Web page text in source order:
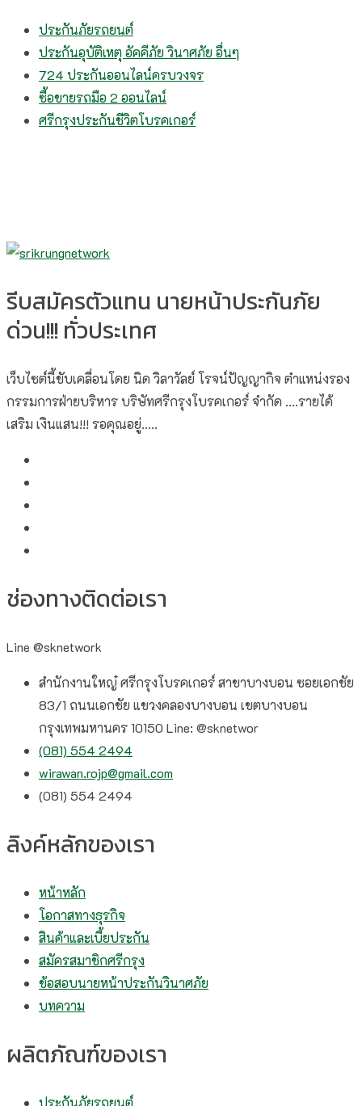
ประกันภัยรถยนต์
ประกันอุบัติเหตุ อัคคีภัย วินาศภัย อื่นๆ
724 ประกันออนไลน์ครบวงจร
ซื้อขายรถมือ 2 ออนไลน์
ศรีกรุงประกันชีวิตโบรคเกอร์
รีบสมัครตัวแทน นายหน้าประกันภัย
ด่วน!!! ทั่วประเทศ
เว็บไซต์นี้ขับเคลื่อนโดย นิด วิลาวัลย์​ โรจน์ปัญญากิจ ตำแหน่งรอง
กรรมการฝ่ายบริหาร บริษัทศรีกรุงโบรคเกอร์ จำกัด ....รายได้
เสริม เงินแสน!!! รอคุณอยู่.....
ช่องทางติดต่อเรา
Line @sknetwork
สำนักงานใหญ๋ ศรีกรุงโบรคเกอร์ สาขาบางบอน ซอยเอกชัย
83/1 ถนนเอกชัย แขวงคลองบางบอน เขตบางบอน
กรุงเทพมหานคร 10150 Line: @sknetwor
(081) 554 2494​
wirawan.rojp@gmail.com
(081) 554 2494​
ลิงค์หลักของเรา
หน้าหลัก
โอกาสทางธุรกิจ
สินค้าและเบี้ยประกัน
สมัครสมาชิกศรีกรุง
ข้อสอบนายหน้าประกันวินาศภัย
บทความ
ผลิตภัณฑ์ของเรา
ประกันภัยรถยนต์